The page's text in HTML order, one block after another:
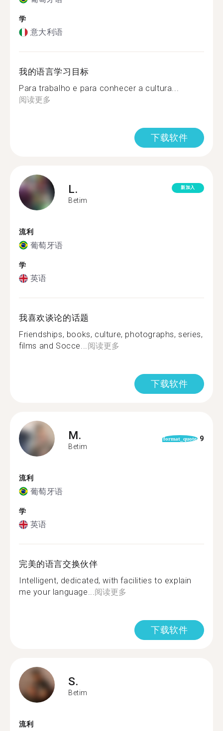
学
意大利语
我的语言学习目标
Para trabalho e para conhecer a cultura...
阅读更多
下载软件
L.
Betim
新加入
流利
葡萄牙语
学
英语
我喜欢谈论的话题
Friendships, books, culture, photographs, series,
films and Socce...阅读更多
下载软件
M.
Betim
format_quote 9
流利
葡萄牙语
学
英语
完美的语言交换伙伴
Intelligent, dedicated, with facilities to explain
me your language...阅读更多
下载软件
S.
Betim
流利